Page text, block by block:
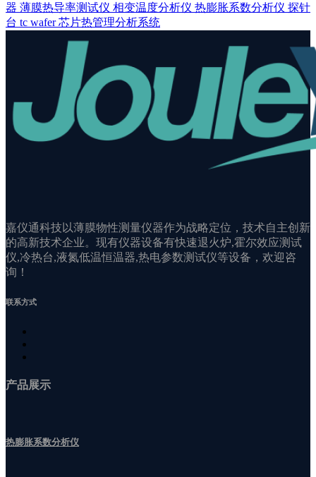
器 薄膜热导率测试仪 相变温度分析仪 热膨胀系数分析仪 探针
台 tc wafer芯片热管理分析系统
嘉仪通科技以薄膜物性测量仪器作为战略定位，技术自主创新
的高新技术企业。现有仪器设备有快速退火炉,霍尔效应测试
仪,冷热台,液氮低温恒温器,热电参数测试仪等设备，欢迎咨
询！
联系方式
产品展示
热膨胀系数分析仪